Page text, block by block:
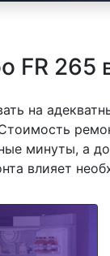
FR 265
на
минуты, а
влияет